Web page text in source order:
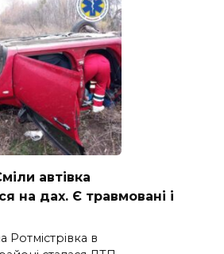
автівка
на дах. Є травмовані і
Ротмістрівка в